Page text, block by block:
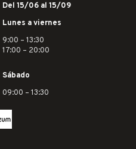
Del 15/06 al 15/09
Lunes a viernes
9:00 – 13:30
17:00 – 20:00
Sábado
09:00 – 13:30